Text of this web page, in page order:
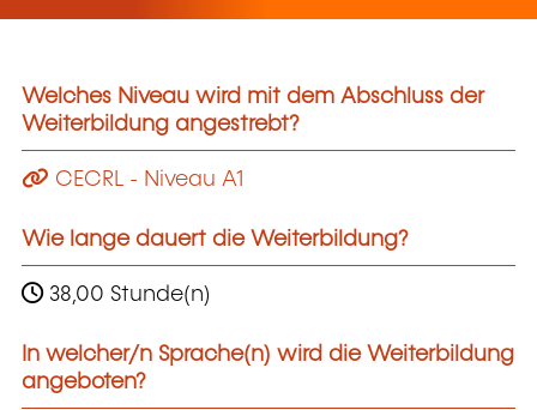
Welches Niveau wird mit dem Abschluss der
Weiterbildung angestrebt?
CECRL - Niveau A1
Wie lange dauert die Weiterbildung?
38,00 Stunde(n)
In welcher/n Sprache(n) wird die Weiterbildung
angeboten?